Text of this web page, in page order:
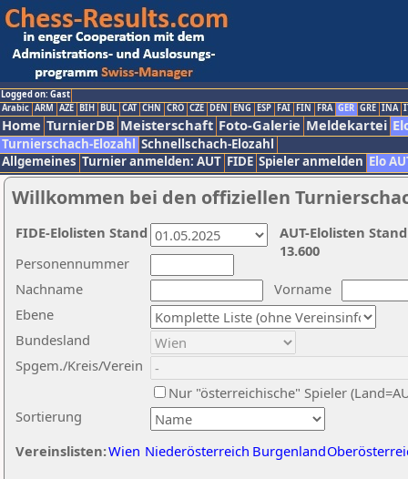
Logged on: Gast
Arabic ARM AZE BIH BUL CAT CHN CRO CZE DEN ENG ESP FAI FIN FRA GER GRE INA
Home TurnierDB Meisterschaft Foto-Galerie Meldekartei
Turnierschach-Elozahl Schnellschach-Elozahl
Allgemeines Turnier anmelden: AUT FIDE Spieler anmelden Elo
Willkommen bei den offiziellen
Nachname
Vorname
Ebene
Sortierung
Personennummer
Bundesland
Spgem./Kreis/Verein
Nur "österreichische" Spieler
Vereinslisten:Wien Niederösterreich Burgenland
AUT-Elolisten
13.600
FIDE-Elolisten Stand